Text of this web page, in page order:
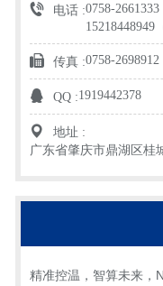
电话 :0758-2661333
15218448949
传真 :0758-2698912
QQ :1919442378
地址 :
广东省肇庆市鼎湖区桂
精准控温，智算未来，